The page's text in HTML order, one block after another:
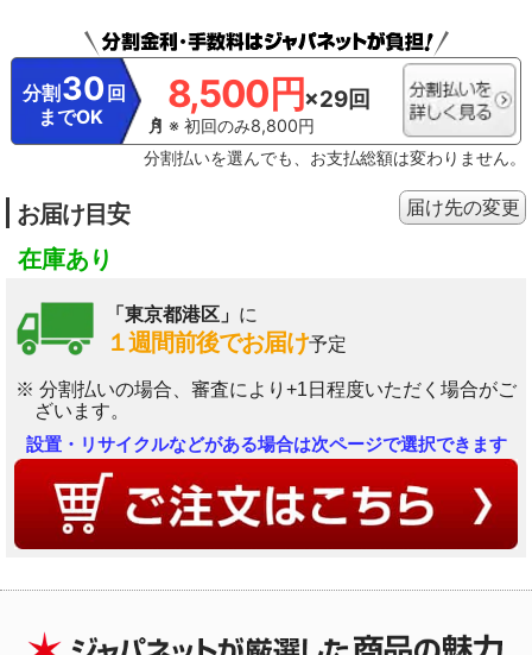
分割 30 回
までOK
8,500円×29回
※ 初回のみ8,800円
分割払いを選んでも、お支払総額は変わりません。
お届け目安
在庫あり
「東京都港区」 に
１週間前後でお届け予定
※ 分割払いの場合、審査により+1日程度いただく場合がご
ざいます。
届け先の変更
設置・リサイクルなどがある場合は次ページで選択できます